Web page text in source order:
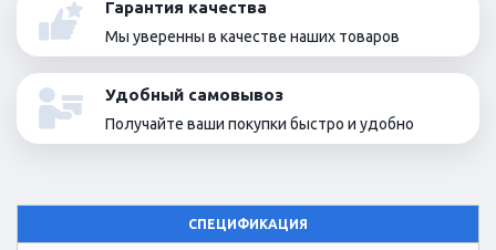
Гарантия качества
Мы уверенны в качестве наших товаров
Удобный самовывоз
Получайте ваши покупки быстро и удобно
СПЕЦИФИКАЦИЯ